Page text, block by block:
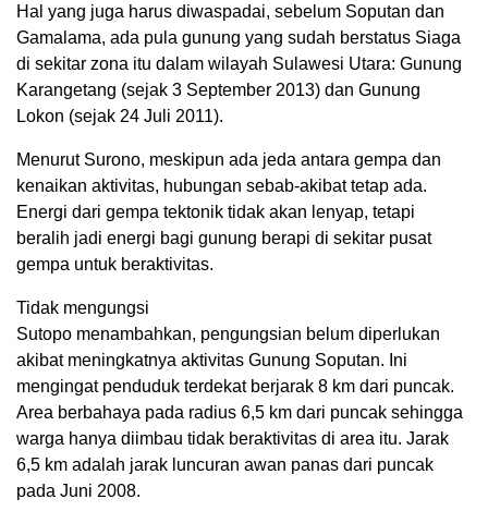
Hal yang juga harus diwaspadai, sebelum Soputan dan
Gamalama, ada pula gunung yang sudah berstatus Siaga
di sekitar zona itu dalam wilayah Sulawesi Utara: Gunung
Karangetang (sejak 3 September 2013) dan Gunung
Lokon (sejak 24 Juli 2011).
Menurut Surono, meskipun ada jeda antara gempa dan
kenaikan aktivitas, hubungan sebab-akibat tetap ada.
Energi dari gempa tektonik tidak akan lenyap, tetapi
beralih jadi energi bagi gunung berapi di sekitar pusat
gempa untuk beraktivitas.
Tidak mengungsi
Sutopo menambahkan, pengungsian belum diperlukan
akibat meningkatnya aktivitas Gunung Soputan. Ini
mengingat penduduk terdekat berjarak 8 km dari puncak.
Area berbahaya pada radius 6,5 km dari puncak sehingga
warga hanya diimbau tidak beraktivitas di area itu. Jarak
6,5 km adalah jarak luncuran awan panas dari puncak
pada Juni 2008.